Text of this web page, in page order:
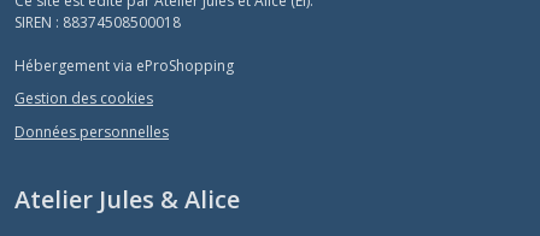
SIREN : 88374508500018
Hébergement via eProShopping
Gestion des cookies
Données personnelles
Atelier Jules & Alice